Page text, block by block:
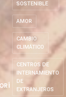
SOSTENIBLE
AMOR
CAMBIO
CLIMÁTICO
CENTROS DE
INTERNAMIENTO
DE
EXTRANJEROS